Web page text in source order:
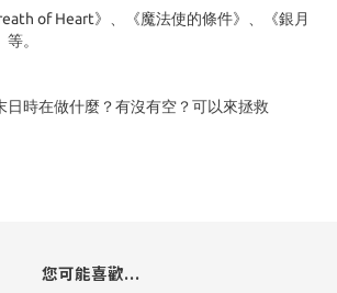
of Heart》、《魔法使的條件》、《銀月
。
日時在做什麼？有沒有空？可以來拯救
您可能喜歡...